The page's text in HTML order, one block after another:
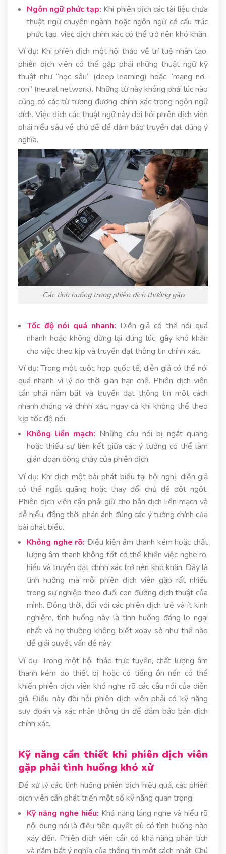
Ngôn ngữ phức tạp: Khi phiên dịch các tài liệu chứa
thuật ngữ chuyên ngành hoặc ngôn ngữ có cấu trúc
phức tạp, việc dịch chính xác có thể trở nên khó khăn.
Ví dụ: Khi phiên dịch một hội thảo về trí tuệ nhân tạo,
phiên dịch viên có thể gặp phải những thuật ngữ kỹ
thuật như “học sâu” (deep learning) hoặc “mạng nơ-
ron” (neural network). Những từ này không phải lúc nào
cũng có các từ tương đương chính xác trong ngôn ngữ
đích. Việc dịch các thuật ngữ này đòi hỏi phiên dịch viên
phải hiểu sâu về chủ đề để đảm bảo truyền đạt đúng ý
nghĩa.
Các tình huống trong phiên dịch thường gặp
Tốc độ nói quá nhanh: Diễn giả có thể nói quá
nhanh hoặc không dừng lại đúng lúc, gây khó khăn
cho việc theo kịp và truyền đạt thông tin chính xác.
Ví dụ: Trong một cuộc họp quốc tế, diễn giả có thể nói
quá nhanh vì lý do thời gian hạn chế. Phiên dịch viên
cần phải nắm bắt và truyền đạt thông tin một cách
nhanh chóng và chính xác, ngay cả khi không thể theo
kịp tốc độ nói.
Không liền mạch: Những câu nói bị ngắt quãng
hoặc thiếu sự liên kết giữa các ý tưởng có thể làm
gián đoạn dòng chảy của phiên dịch.
Ví dụ: Khi dịch một bài phát biểu tại hội nghị, diễn giả
có thể ngắt quãng hoặc thay đổi chủ đề đột ngột.
Phiên dịch viên cần phải giữ cho bản dịch liền mạch và
dễ hiểu, đồng thời phản ánh đúng các ý tưởng chính của
bài phát biểu.
Không nghe rõ: Điều kiện âm thanh kém hoặc chất
lượng âm thanh không tốt có thể khiến việc nghe rõ,
hiểu và truyền đạt chính xác trở nên khó khăn. Đây là
tình huống mà mỗi phiên dịch viên gặp rất nhiều
trong sự nghiệp theo đuổi con đường dịch thuật của
mình. Đồng thời, đối với các phiên dịch trẻ và ít kinh
nghiệm, tình huống này là tình huống đáng lo ngại
nhất và họ thường không biết xoay sở như thế nào
để giải quyết vấn đề này.
Ví dụ: Trong một hội thảo trực tuyến, chất lượng âm
thanh kém do thiết bị hoặc có tiếng ồn nền có thể
khiến phiên dịch viên khó nghe rõ các câu nói của diễn
giả. Điều này đòi hỏi phiên dịch viên phải có kỹ năng
suy đoán và xác nhận thông tin để đảm bảo bản dịch
chính xác.
Kỹ năng cần thiết khi phiên dịch viên
gặp phải tình huống khó xử
Để xử lý các tình huống phiên dịch hiệu quả, các phiên
dịch viên cần phát triển một số kỹ năng quan trọng:
Kỹ năng nghe hiểu: Khả năng lắng nghe và hiểu rõ
nội dung nói là điều tiên quyết dù có tình huống nào
xảy đến. Phiên dịch viên cần có khả năng phân tích
và nắm bắt ý nghĩa của thông tin một cách nhất. Chú